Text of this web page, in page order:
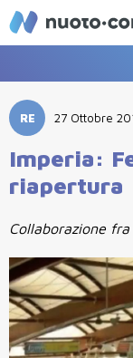
RE 27 Ottobre
Imperia:
riapertura
Collaborazione